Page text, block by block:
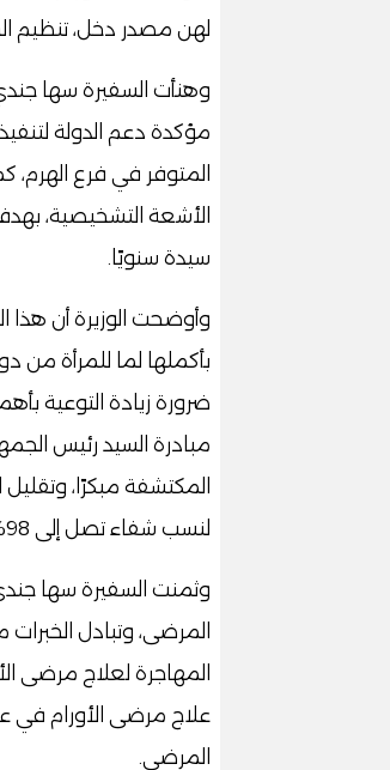
لهن مصدر دخل، تنظيم
وهنأت السفيرة سها جندي
مؤكدة دعم الدولة
المتوفر في فرع
الأشعة التشخيصية،
سيدة سنويًا.
وأوضحت الوزيرة أن هذا
بأكملها لما للمرأة من
ضرورة زيادة التوعية
مبادرة السيد رئيس
المكتشفة مبكرًا،
لنسب شفاء تصل إلى 98%.
وثمنت السفيرة سها
المرضى، وتبادل الخبرات
المهاجرة لعلاج مرضى
علاج مرضى الأورام في
المرضى.